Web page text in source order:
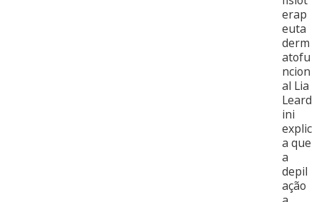
erap
euta
derm
atofu
ncion
al Lia
Leard
ini
explic
a que
a
depil
ação